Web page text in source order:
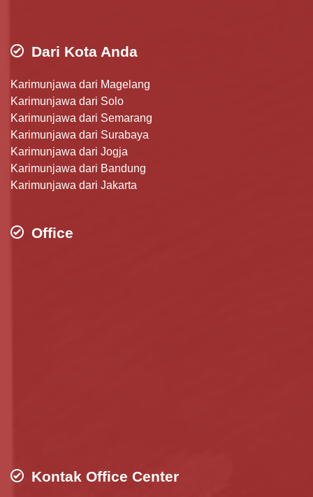
Dari Kota Anda
Karimunjawa dari Magelang
Karimunjawa dari Solo
Karimunjawa dari Semarang
Karimunjawa dari Surabaya
Karimunjawa dari Jogja
Karimunjawa dari Bandung
Karimunjawa dari Jakarta
Office
Kontak Office Center